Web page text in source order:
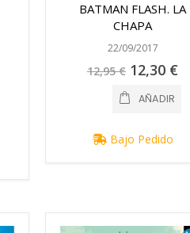
BATMAN FLASH. LA
CHAPA
22/09/2017
12,95 € Precio
especial
12,30 €
AÑADIR
Bajo Pedido